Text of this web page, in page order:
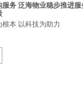
服务 泛海物业稳步推进服
根本 以科技为助力